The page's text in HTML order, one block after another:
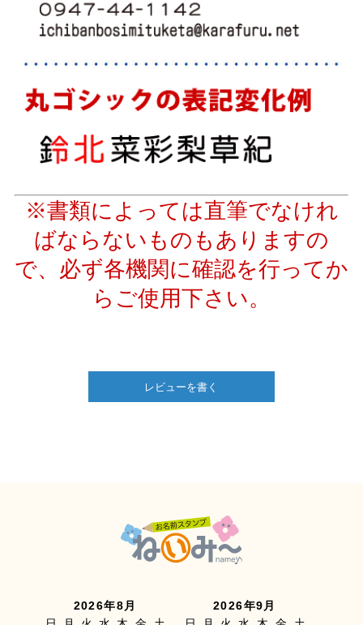
※書類によっては直筆でなけれ
ばならないものもありますの
で、必ず各機関に確認を行ってか
らご使用下さい。
レビューを書く
2026年8月
2026年9月